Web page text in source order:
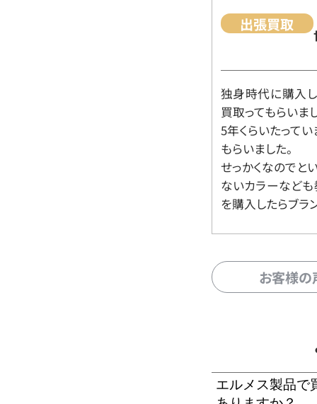
出張買取
独身時代に購入
買取ってもらいま
5年くらいたって
もらいました。
せっかくなのでと
ないカラーなども
を購入したらブラ
お客様
エルメス製品で